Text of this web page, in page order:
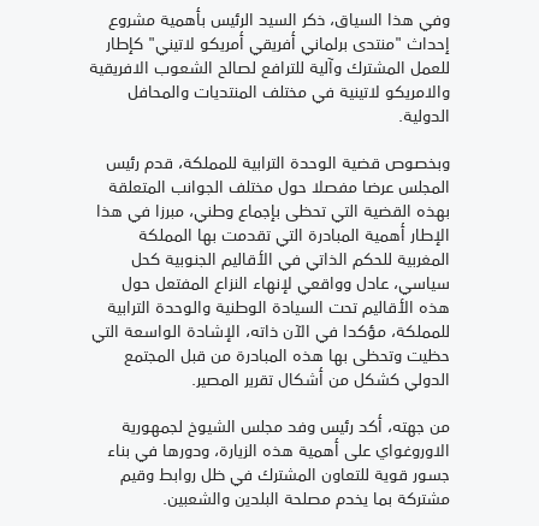
وفي هذا السياق، ذكر السيد الرئيس بأهمية مشروع
إحداث "منتدى برلماني أفريقي أمريكو لاتيني" كإطار
للعمل المشترك وآلية للترافع لصالح الشعوب الافريقية
والامريكو لاتينية في مختلف المنتديات والمحافل
الدولية.
وبخصوص قضية الوحدة الترابية للمملكة، قدم رئيس
المجلس عرضا مفصلا حول مختلف الجوانب المتعلقة
بهذه القضية التي تحظى بإجماع وطني، مبرزا في هذا
الإطار أهمية المبادرة التي تقدمت بها المملكة
المغربية للحكم الذاتي في الأقاليم الجنوبية كحل
سياسي، عادل وواقعي لإنهاء النزاع المفتعل حول
هذه الأقاليم تحت السيادة الوطنية والوحدة الترابية
للمملكة، مؤكدا في الآن ذاته، الإشادة الواسعة التي
حظيت وتحظى بها هذه المبادرة من قبل المجتمع
الدولي كشكل من أشكال تقرير المصير.
من جهته، أكد رئيس وفد مجلس الشيوخ لجمهورية
الاوروغواي على أهمية هذه الزيارة، ودورها في بناء
جسور قوية للتعاون المشترك في ظل روابط وقيم
مشتركة بما يخدم مصلحة البلدين والشعبين.